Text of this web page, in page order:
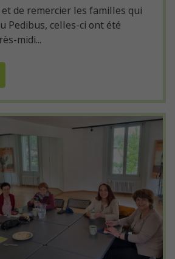
de remercier les familles qui
Pedibus, celles-ci ont été
midi...